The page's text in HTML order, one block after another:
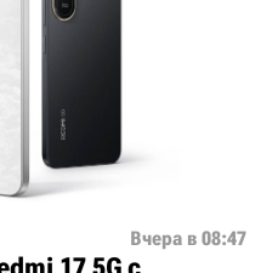
Вчера в 08:47